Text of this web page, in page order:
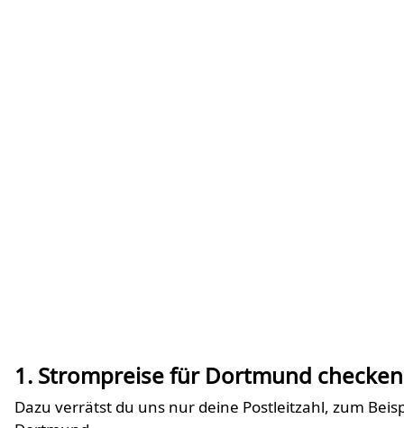
1. Strompreise für Dortmund
Dazu verrätst du uns nur deine Postleitzahl, zum